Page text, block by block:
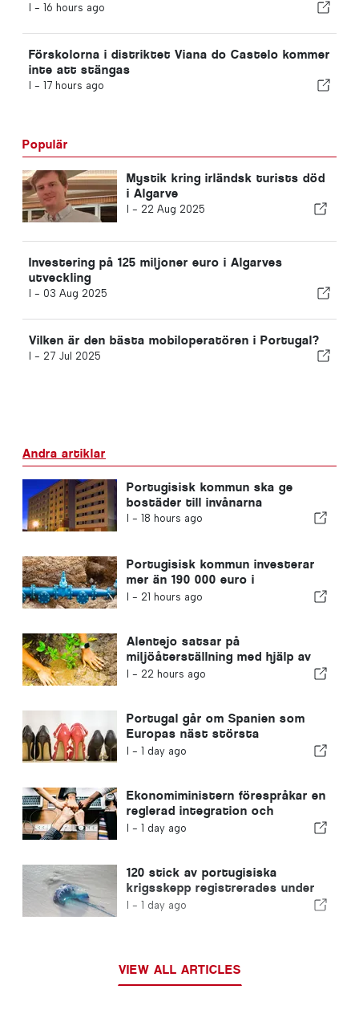
I - 16 hours ago
Förskolorna i distriktet Viana do Castelo kommer
inte att stängas
I - 17 hours ago
Populär
Mystik kring irländsk turists död
i Algarve
I - 22 Aug 2025
Investering på 125 miljoner euro i Algarves
utveckling
I - 03 Aug 2025
Vilken är den bästa mobiloperatören i Portugal?
I - 27 Jul 2025
Andra artiklar
Portugisisk kommun ska ge
bostäder till invånarna
I - 18 hours ago
Portugisisk kommun investerar
mer än 190 000 euro i
vattenförsörjningen
I - 21 hours ago
Alentejo satsar på
miljöåterställning med hjälp av
EU-medel
I - 22 hours ago
Portugal går om Spanien som
Europas näst största
skotillverkare
I - 1 day ago
Ekonomiministern förespråkar en
reglerad integration och
garanterar en snabbare väg för
I - 1 day ago
120 stick av portugisiska
krigsskepp registrerades under
en enda dag
I - 1 day ago
VIEW ALL ARTICLES